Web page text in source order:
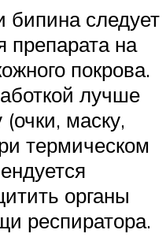
бипина следует
препарата на
покрова.
лучше
маску,
термическом
органы
респиратора.